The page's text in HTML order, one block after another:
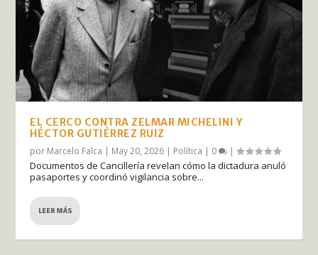
EL CERCO CONTRA ZELMAR MICHELINI Y
HÉCTOR GUTIÉRREZ RUIZ
por Marcelo Falca | May 20, 2026 | Política | 0 |
Documentos de Cancillería revelan cómo la dictadura anuló
pasaportes y coordinó vigilancia sobre...
LEER MÁS